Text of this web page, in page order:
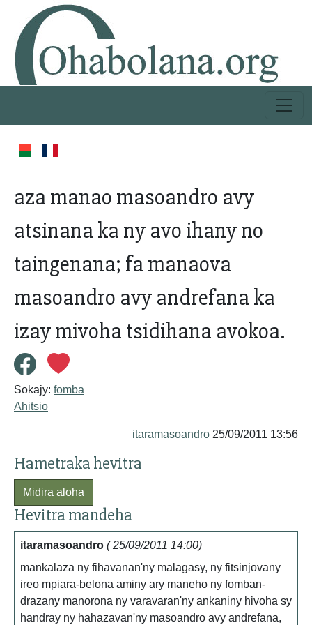
aza manao masoandro avy
atsinana ka ny avo ihany no
taingenana; fa manaova
masoandro avy andrefana ka
izay mivoha tsidihana avokoa.
Sokajy: fomba
Ahitsio
itaramasoandro 25/09/2011 13:56
Hametraka hevitra
Midira aloha
Hevitra mandeha
itaramasoandro ( 25/09/2011 14:00)
mankalaza ny fihavanan'ny malagasy, ny fitsinjovany
ireo mpiara-belona aminy ary maneho ny fomban-
drazany manorona ny varavaran'ny ankaniny hivoha sy
handray ny hahazavan'ny masoandro avy andrefana,